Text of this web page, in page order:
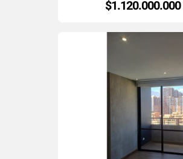
$1.120.000.000